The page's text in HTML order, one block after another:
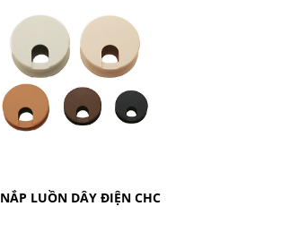
NẮP LUỒN DÂY ĐIỆN CHC